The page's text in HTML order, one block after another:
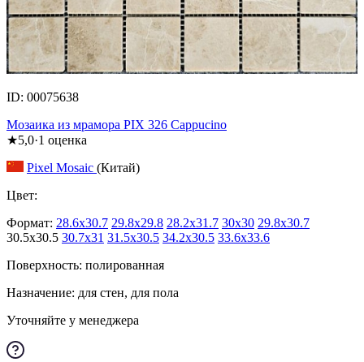
ID: 00075638
Мозаика из мрамора PIX 326 Cappucino
★5,0·1 оценка
Pixel Mosaic (Китай)
Цвет:
Формат: 28.6x30.7 29.8x29.8 28.2x31.7 30x30 29.8x30.7
30.5x30.5 30.7x31 31.5x30.5 34.2x30.5 33.6x33.6
Поверхность: полированная
Назначение: для стен, для пола
Уточняйте у менеджера